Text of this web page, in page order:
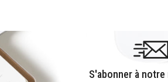
S'abonner à